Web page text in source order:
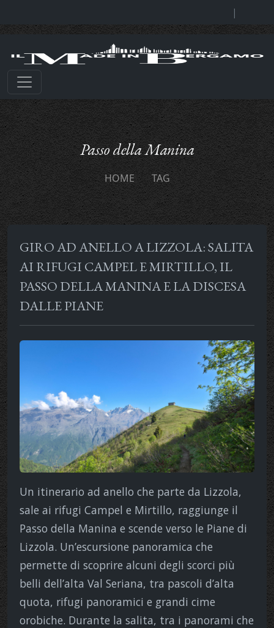
|
Passo della Manina
HOME TAG
GIRO AD ANELLO A LIZZOLA: SALITA
AI RIFUGI CAMPEL E MIRTILLO, IL
PASSO DELLA MANINA E LA DISCESA
DALLE PIANE
Un itinerario ad anello che parte da Lizzola,
sale ai rifugi Campel e Mirtillo, raggiunge il
Passo della Manina e scende verso le Piane di
Lizzola. Un’escursione panoramica che
permette di scoprire alcuni degli scorci più
belli dell’alta Val Seriana, tra pascoli d’alta
quota, rifugi panoramici e grandi cime
orobiche. Durante la salita, tra i panorami che